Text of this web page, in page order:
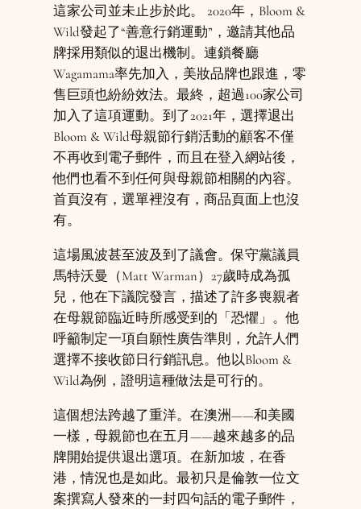
這家公司並未止步於此。 2020年，Bloom &
Wild發起了“善意行銷運動”，邀請其他品
牌採用類似的退出機制。連鎖餐廳
Wagamama率先加入，美妝品牌也跟進，零
售巨頭也紛紛效法。最終，超過100家公司
加入了這項運動。到了2021年，選擇退出
Bloom & Wild母親節行銷活動的顧客不僅
不再收到電子郵件，而且在登入網站後，
他們也看不到任何與母親節相關的內容。
首頁沒有，選單裡沒有，商品頁面上也沒
有。
這場風波甚至波及到了議會。保守黨議員
馬特沃曼（Matt Warman）27歲時成為孤
兒，他在下議院發言，描述了許多喪親者
在母親節臨近時所感受到的「恐懼」。他
呼籲制定一項自願性廣告準則，允許人們
選擇不接收節日行銷訊息。他以Bloom &
Wild為例，證明這種做法是可行的。
這個想法跨越了重洋。在澳洲——和美國
一樣，母親節也在五月——越來越多的品
牌開始提供退出選項。在新加坡，在香
港，情況也是如此。最初只是倫敦一位文
案撰寫人發來的一封四句話的電子郵件，